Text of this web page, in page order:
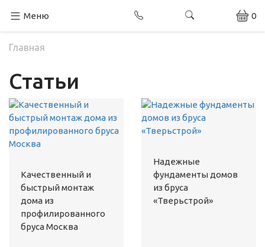
Меню 0
Главная
Статьи
Качественный и
быстрый монтаж
дома из
профилированного
бруса Москва
Надежные
фундаменты домов
из бруса
«Тверьстрой»